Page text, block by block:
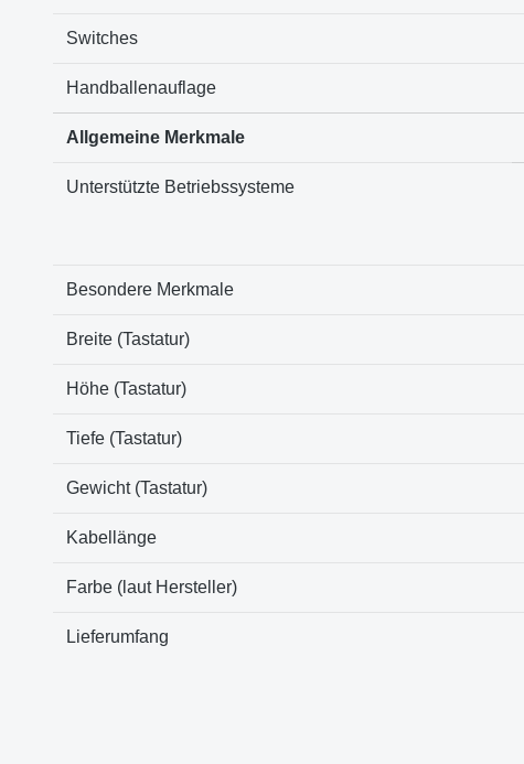
Switches
Handballenauflage
Allgemeine Merkmale
Unterstützte Betriebssysteme
Besondere Merkmale
Breite (Tastatur)
Höhe (Tastatur)
Tiefe (Tastatur)
Gewicht (Tastatur)
Kabellänge
Farbe (laut Hersteller)
Lieferumfang